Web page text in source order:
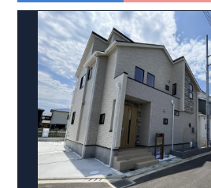
【耐震等級3取得】
・東栄住宅の建物は、国が定めた耐
建築基準法で定められた、｢数百年に
て、倒壊、崩壊しない。｣という基準
力を達成しています。
【住宅性能評価ダブル取得】
・設計住宅性能評価：建物設計段階で
が評価しています。
・建設住宅性能評価：評価を受けた図
か、建設までに、計4回のチェックが行
図面や書類上だけでなく、現場の施工
質を保証しています。